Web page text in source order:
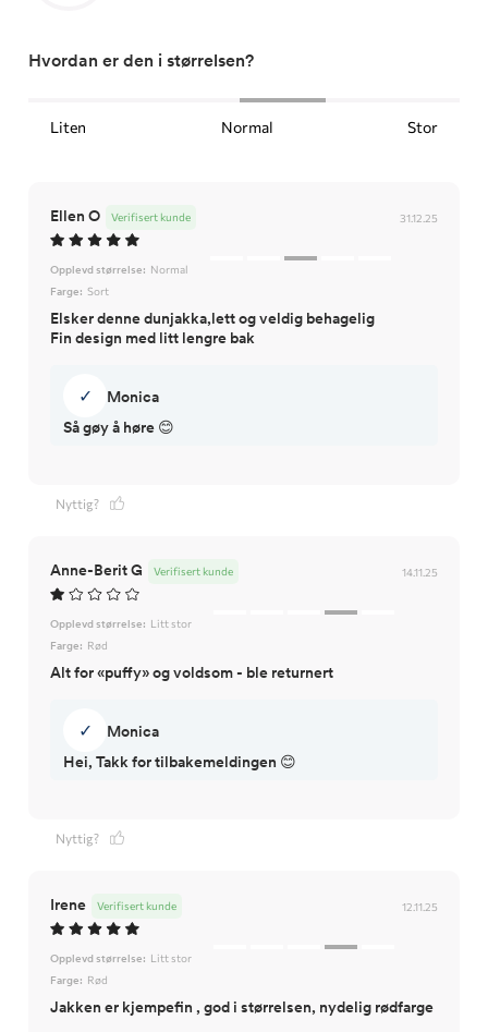
Hvordan er den i størrelsen?
Liten Normal Stor
Ellen O 31.12.25
Verifisert kunde
Opplevd størrelse: Normal
Farge: Sort
Elsker denne dunjakka,lett og veldig behagelig
Fin design med litt lengre bak
✓
Monica
Så gøy å høre 😊
Nyttig?
Anne-Berit G 14.11.25
Verifisert kunde
Opplevd størrelse: Litt stor
Farge: Rød
Alt for «puffy» og voldsom - ble returnert
✓
Monica
Hei, Takk for tilbakemeldingen 😊
Nyttig?
Irene 12.11.25
Verifisert kunde
Opplevd størrelse: Litt stor
Farge: Rød
Jakken er kjempefin , god i størrelsen, nydelig rødfarge